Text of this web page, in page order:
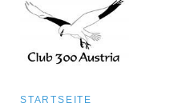
Pfadnavigation
STARTSEITE
Art/Species
Status
Kategorie für die